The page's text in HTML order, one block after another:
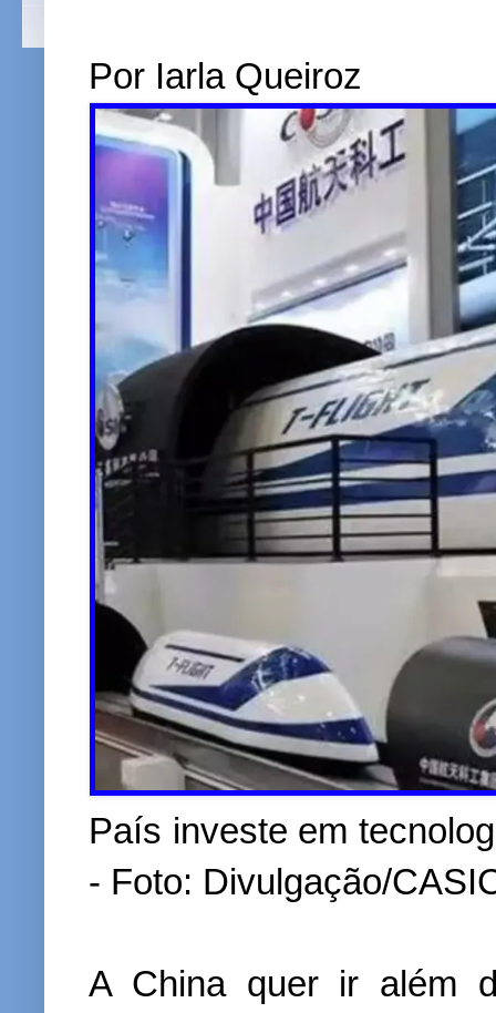
Por Iarla Queiroz
País investe em
- Foto: Divulgação/
A China quer ir além